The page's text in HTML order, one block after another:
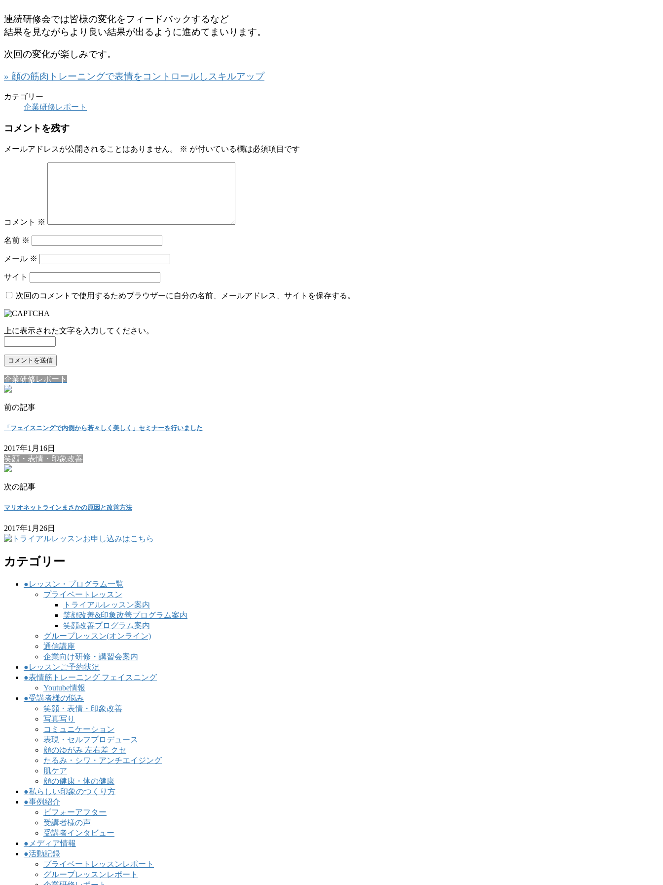
連続研修会では皆様の変化をフィードバックするなど
結果を見ながらより良い結果が出るように進めてまいります。
次回の変化が楽しみです。
» 顔の筋肉トレーニングで表情をコントロールしスキルアップ
カテゴリー
企業研修レポート
コメントを残す
メールアドレスが公開されることはありません。 ※ が付いている欄は必須項目です
コメント ※
名前 ※
メール ※
サイト
次回のコメントで使用するためブラウザーに自分の名前、メールアドレス、サイトを保存する。
上に表示された文字を入力してください。
企業研修レポート
前の記事
「フェイスニングで内側から若々しく美しく」セミナーを行いました
2017年1月16日
笑顔・表情・印象改善
次の記事
マリオネットラインまさかの原因と改善方法
2017年1月26日
カテゴリー
●レッスン・プログラム一覧
プライベートレッスン
トライアルレッスン案内
笑顔改善&印象改善プログラム案内
笑顔改善プログラム案内
グループレッスン(オンライン)
通信講座
企業向け研修・講習会案内
●レッスンご予約状況
●表情筋トレーニング フェイスニング
Youtube情報
●受講者様の悩み
笑顔・表情・印象改善
写真写り
コミュニケーション
表現・セルフプロデュース
顔のゆがみ 左右差 クセ
たるみ・シワ・アンチエイジング
肌ケア
顔の健康・体の健康
●私らしい印象のつくり方
●事例紹介
ビフォーアフター
受講者様の声
受講者インタビュー
●メディア情報
●活動記録
プライベートレッスンレポート
グループレッスンレポート